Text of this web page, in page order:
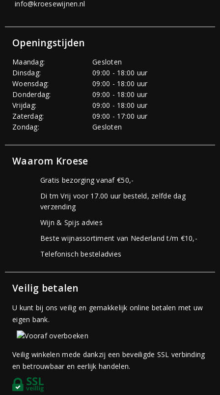
info@kroesewijnen.nl
Openingstijden
Maandag:
Gesloten
Dinsdag:
09:00 - 18:00 uur
Woensdag:
09:00 - 18:00 uur
Donderdag:
09:00 - 18:00 uur
Vrijdag:
09:00 - 18:00 uur
Zaterdag:
09:00 - 17:00 uur
Zondag:
Gesloten
Waarom Kroese
Gratis bezorging vanaf €50,-
Di tm Vrij voor 17.00 uur besteld, zelfde dag
verzending
Wijn & Spijs advies
Beste wijnassortiment van Nederland t/m €10,-
Telefonisch besteladvies
Veilig betalen
U kunt bij ons veilig en gemakkelijk online betalen met uw
eigen bank.
Veilig winkelen mede dankzij een beveiligde SSL verbinding
en betrouwbaar en eerlijk handelen.